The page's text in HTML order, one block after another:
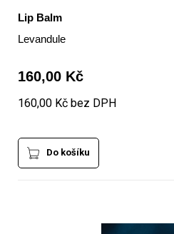
Lip Balm
Levandule
160,00 Kč
160,00 Kč bez DPH
Do košíku